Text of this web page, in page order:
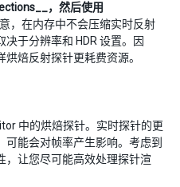
，然后使用
，在内存中不会压缩实时反射
于分辨率和 HDR 设置。因
焙反射探针更耗费资源。
中的烘焙探针。实时探针的更
能会对帧率产生影响。考虑到
，让您尽可能高效处理探针渲